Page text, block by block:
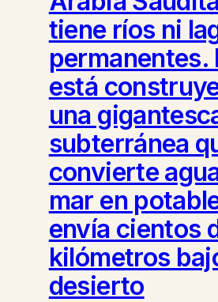
tiene ríos ni
permanentes.
está
una
subterránea
convierte
mar en
envía cientos
kilómetros
desierto